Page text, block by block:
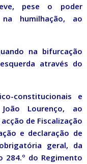
pese o poder
humilhação, ao
na bifurcação
através do
constitucionais e
Lourenço, ao
de Fiscalização
e declaração de
geral, da
do Regimento